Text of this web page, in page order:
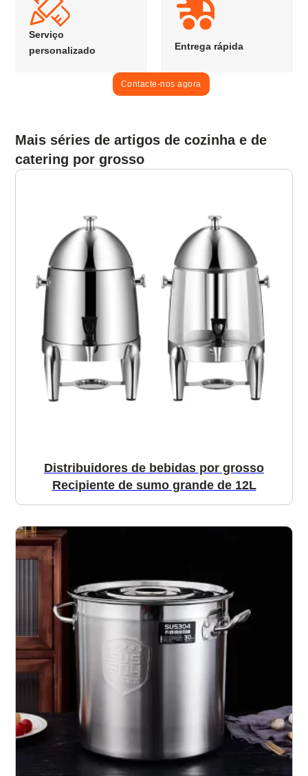
Serviço
personalizado
Entrega rápida
Contacte-nos agora
Mais séries de artigos de cozinha e de
catering por grosso
Distribuidores de bebidas por grosso
Recipiente de sumo grande de 12L